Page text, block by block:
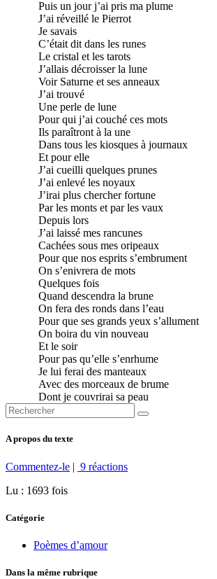
Puis un jour j’ai pris ma plume
J’ai réveillé le Pierrot
Je savais
C’était dit dans les runes
Le cristal et les tarots
J’allais décroisser la lune
Voir Saturne et ses anneaux
J’ai trouvé
Une perle de lune
Pour qui j’ai couché ces mots
Ils paraîtront à la une
Dans tous les kiosques à journaux
Et pour elle
J’ai cueilli quelques prunes
J’ai enlevé les noyaux
J’irai plus chercher fortune
Par les monts et par les vaux
Depuis lors
J’ai laissé mes rancunes
Cachées sous mes oripeaux
Pour que nos esprits s’embrument
On s’enivrera de mots
Quelques fois
Quand descendra la brune
On fera des ronds dans l’eau
Pour que ses grands yeux s’allument
On boira du vin nouveau
Et le soir
Pour pas qu’elle s’enrhume
Je lui ferai des manteaux
Avec des morceaux de brume
Dont je couvrirai sa peau
A propos du texte
Commentez-le | 9 réactions
Lu : 1693 fois
Catégorie
Poèmes d’amour
Dans la même rubrique